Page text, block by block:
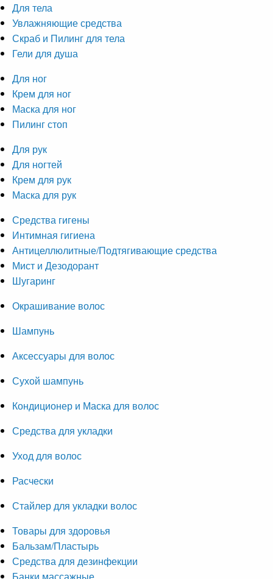
Для тела
Увлажняющие средства
Скраб и Пилинг для тела
Гели для душа
Для ног
Крем для ног
Маска для ног
Пилинг стоп
Для рук
Для ногтей
Крем для рук
Маска для рук
Средства гигены
Интимная гигиена
Антицеллюлитные/Подтягивающие средства
Мист и Дезодорант
Шугаринг
Окрашивание волос
Шампунь
Аксессуары для волос
Сухой шампунь
Кондиционер и Маска для волос
Средства для укладки
Уход для волос
Расчески
Стайлер для укладки волос
Товары для здоровья
Бальзам/Пластырь
Средства для дезинфекции